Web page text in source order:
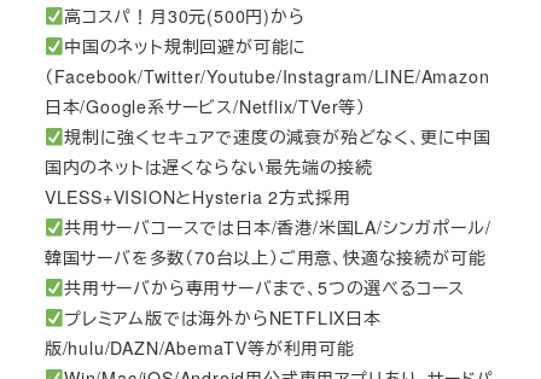
高コスパ！月30元(500円)から
中国のネット規制回避が可能に
（Facebook/Twitter/Youtube/Instagram/LINE/Amazon
日本/Google系サービス/Netflix/TVer等）
規制に強くセキュアで速度の減衰が殆どなく、更に中国
国内のネットは遅くならない最先端の接続
VLESS+VISIONとHysteria 2方式採用
共用サーバコースでは日本/香港/米国LA/シンガポール/
韓国サーバを多数（70台以上）ご用意、快適な接続が可能
共用サーバから専用サーバまで、5つの選べるコース
プレミアム版では海外からNETFLIX日本
版/hulu/DAZN/AbemaTV等が利用可能